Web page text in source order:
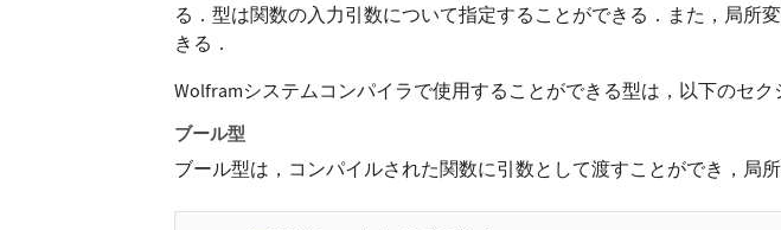
る．型は関数の入力引数について指定することができる．また，局
きる．
Wolframシステムコンパイラで使用することができる型は，以下のセク
ブール型
ブール型は，コンパイルされた関数に引数として渡すことができ，局